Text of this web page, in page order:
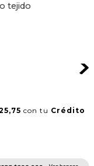
tejido
con tu Crédito